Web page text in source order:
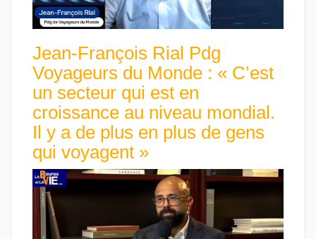
Jean-François Rial Pdg
Voyageurs du Monde : « C’est
un secteur qui est en
croissance au niveau mondial.
Il y a de plus en plus de gens
qui voyagent »